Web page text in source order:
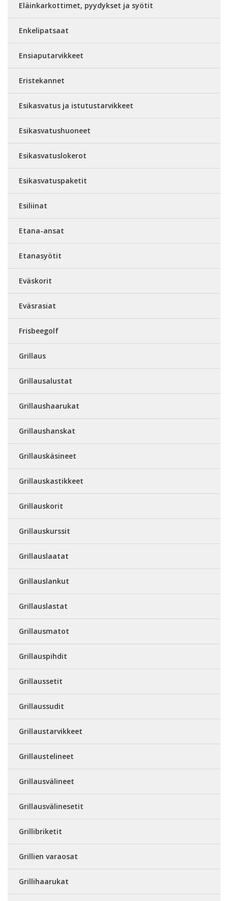
Eläinkarkottimet, pyydykset ja syötit
Enkelipatsaat
Ensiaputarvikkeet
Eristekannet
Esikasvatus ja istutustarvikkeet
Esikasvatushuoneet
Esikasvatuslokerot
Esikasvatuspaketit
Esiliinat
Etana-ansat
Etanasyötit
Eväskorit
Eväsrasiat
Frisbeegolf
Grillaus
Grillausalustat
Grillaushaarukat
Grillaushanskat
Grillauskäsineet
Grillauskastikkeet
Grillauskorit
Grillauskurssit
Grillauslaatat
Grillauslankut
Grillauslastat
Grillausmatot
Grillauspihdit
Grillaussetit
Grillaussudit
Grillaustarvikkeet
Grillaustelineet
Grillausvälineet
Grillausvälinesetit
Grillibriketit
Grillien varaosat
Grillihaarukat